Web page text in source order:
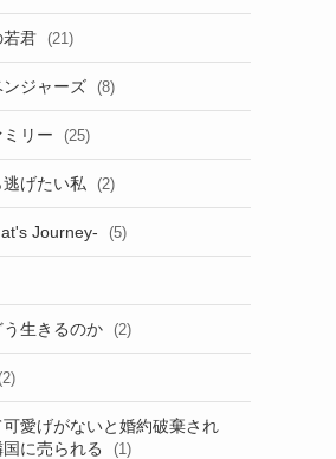
若君 (21)
ジャーズ (8)
リー (25)
げたい私 (2)
Journey- (5)
生きるのか (2)
愛げがないと婚約破棄され
に売られる
(1)